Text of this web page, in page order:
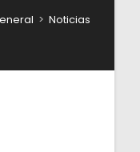
DE
> Noticias